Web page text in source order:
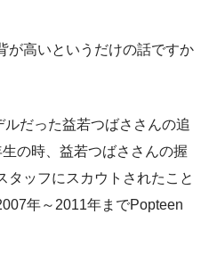
が高いというだけの話ですか
だった益若つばささんの追
の時、益若つばささんの握
タッフにスカウトされたこと
年～2011年までPopteen